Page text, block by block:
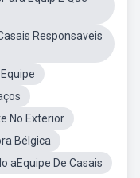
Responsaveis
No Exterior
Bélgica
aEquipe De Casais